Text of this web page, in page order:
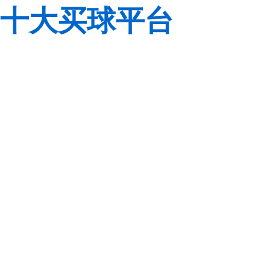
十大买球平台